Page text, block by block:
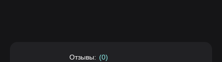
Отзывы: (0)